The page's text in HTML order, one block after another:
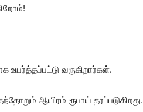
வருகிறார்கள்.
ஆயிரம் ரூபாய் தரப்படுகிறது.